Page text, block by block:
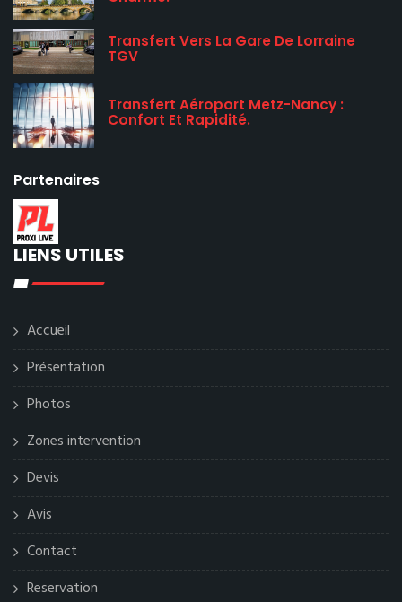
Transfert Vers La Gare De Lorraine
TGV
Transfert Aéroport Metz-Nancy :
Confort Et Rapidité.
Partenaires
LIENS UTILES
Accueil
Présentation
Photos
Zones intervention
Devis
Avis
Contact
Reservation